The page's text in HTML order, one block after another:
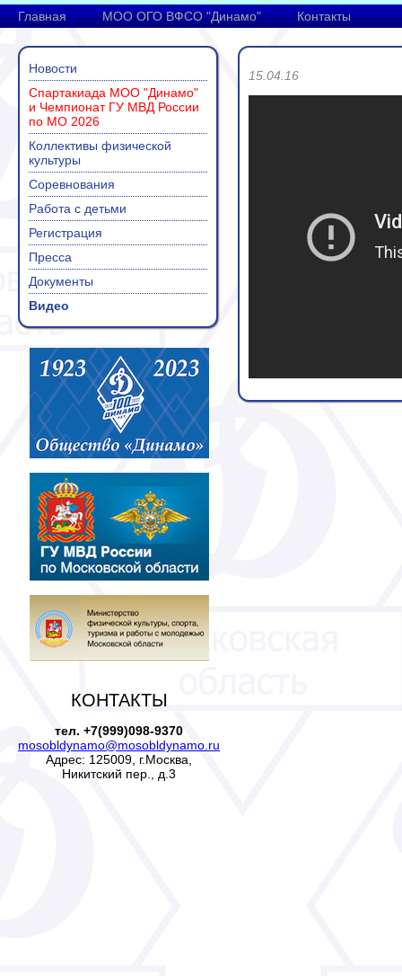
Главная МОО ОГО ВФСО "Динамо" Контакты
Новости
Спартакиада МОО "Динамо"
и Чемпионат ГУ МВД России
по МО 2026
Коллективы физической
культуры
Соревнования
Работа с детьми
Регистрация
Пресса
Документы
Видео
КОНТАКТЫ
тел. +7(999)098-9370
mosobldynamo@mosobldynamo.ru
Адрес: 125009, г.Москва,
Никитский пер., д.3
15.04.16